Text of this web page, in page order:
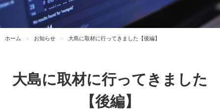
ホーム お知らせ 大島に取材に行ってきました【後編】
大島に取材に行ってきました
【後編】